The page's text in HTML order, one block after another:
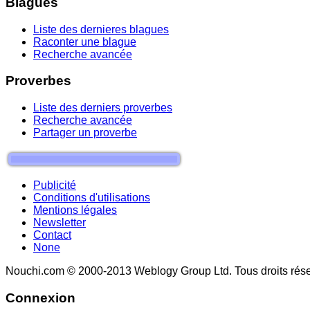
Liste des dernieres blagues
Raconter une blague
Recherche avancée
Proverbes
Liste des derniers proverbes
Recherche avancée
Partager un proverbe
Publicité
Conditions d'utilisations
Mentions légales
Newsletter
Contact
None
Nouchi.com © 2000-2013 Weblogy Group Ltd. Tous droits
Connexion